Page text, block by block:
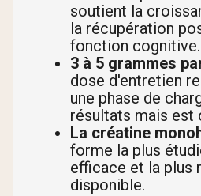
soutient la
la récupération
fonction cognitive.
3 à 5 grammes
dose d'entretien
une phase de
résultats mais est
La créatine
forme la plus
efficace et la plus
disponible.